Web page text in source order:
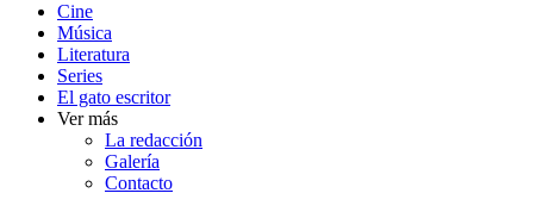
Cine
Música
Literatura
Series
El gato escritor
Ver más
La redacción
Galería
Contacto